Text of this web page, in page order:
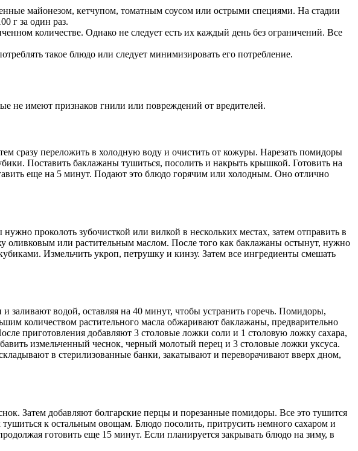
майонезом, кетчупом, томатным соусом или острыми специями. На стадии
г за один раз.
количестве. Однако не следует есть их каждый день без ограничений. Все
такое блюдо или следует минимизировать его потребление.
не имеют признаков гнили или повреждений от вредителей.
сразу переложить в холодную воду и очистить от кожуры. Нарезать помидоры
Поставить баклажаны тушиться, посолить и накрыть крышкой. Готовить на
еще на 5 минут. Подают это блюдо горячим или холодным. Оно отлично
проколоть зубочисткой или вилкой в нескольких местах, затем отправить в
оливковым или растительным маслом. После того как баклажаны остынут, нужно
Измельчить укроп, петрушку и кинзу. Затем все ингредиенты смешать
водой, оставляя на 40 минут, чтобы устранить горечь. Помидоры,
количеством растительного масла обжаривают баклажаны, предварительно
приготовления добавляют 3 столовые ложки соли и 1 столовую ложку сахара,
измельченный чеснок, черный молотый перец и 3 столовые ложки уксуса.
в стерилизованные банки, закатывают и переворачивают вверх дном,
Затем добавляют болгарские перцы и порезанные помидоры. Все это тушится
к остальным овощам. Блюдо посолить, притрусить немного сахаром и
готовить еще 15 минут. Если планируется закрывать блюдо на зиму, в